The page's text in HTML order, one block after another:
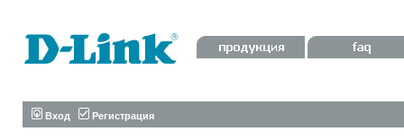
Вход Регистрация